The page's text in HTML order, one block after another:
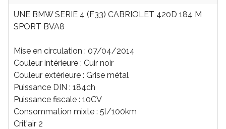
UNE BMW SERIE 4 (F33) CABRIOLET 420D 184 M
SPORT BVA8
Mise en circulation : 07/04/2014
Couleur intérieure : Cuir noir
Couleur extérieure : Grise métal
Puissance DIN : 184ch
Puissance fiscale : 10CV
Consommation mixte : 5l/100km
Crit'air 2